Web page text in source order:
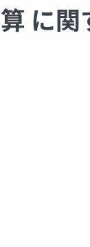
に関